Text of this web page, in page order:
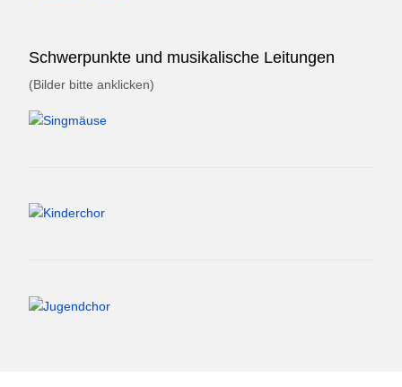
Schwerpunkte und musikalische Leitungen
(Bilder bitte anklicken)